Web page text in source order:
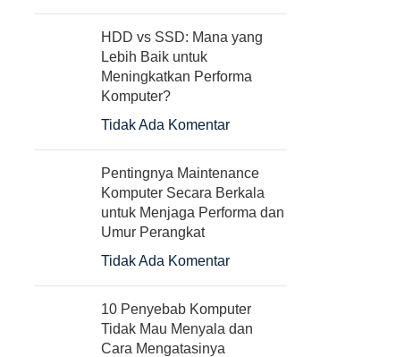
HDD vs SSD: Mana yang
Lebih Baik untuk
Meningkatkan Performa
Komputer?
Tidak Ada Komentar
Pentingnya Maintenance
Komputer Secara Berkala
untuk Menjaga Performa dan
Umur Perangkat
Tidak Ada Komentar
10 Penyebab Komputer
Tidak Mau Menyala dan
Cara Mengatasinya